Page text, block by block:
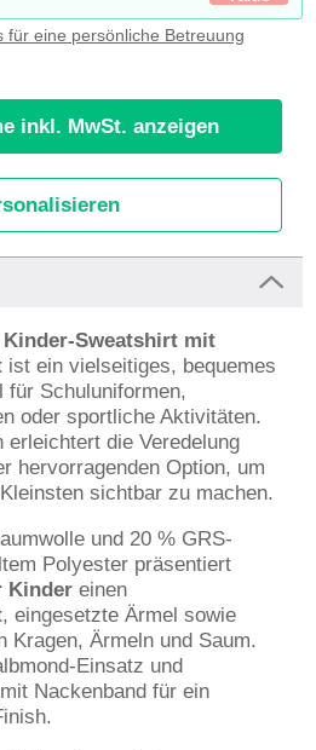
für eine persönliche Betreuung
inkl. MwSt. anzeigen
Sweatshirt mit
ist ein vielseitiges, bequemes
für Schuluniformen,
oder sportliche Aktivitäten.
die Veredelung
hervorragenden Option, um
sichtbar zu machen.
und 20 % GRS-
Polyester präsentiert
Kinder einen
, eingesetzte Ärmel sowie
Kragen, Ärmeln und Saum.
Einsatz und
Nackenband für ein